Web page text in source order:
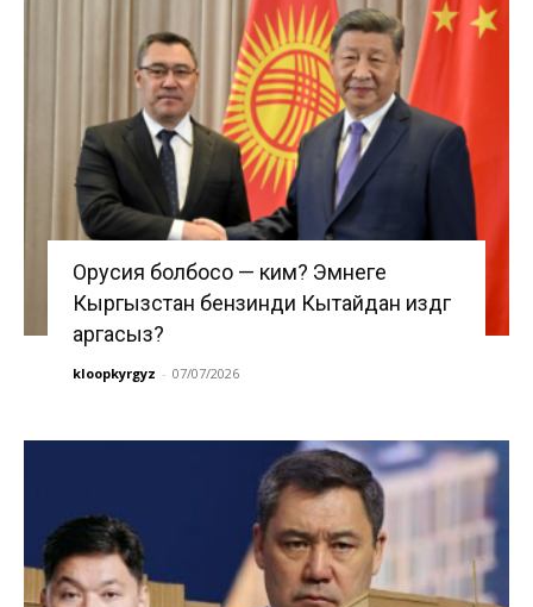
Орусия болбосо — ким? Эмнеге
Кыргызстан бензинди Кытайдан издөөгө
аргасыз?
kloopkyrgyz - 07/07/2026